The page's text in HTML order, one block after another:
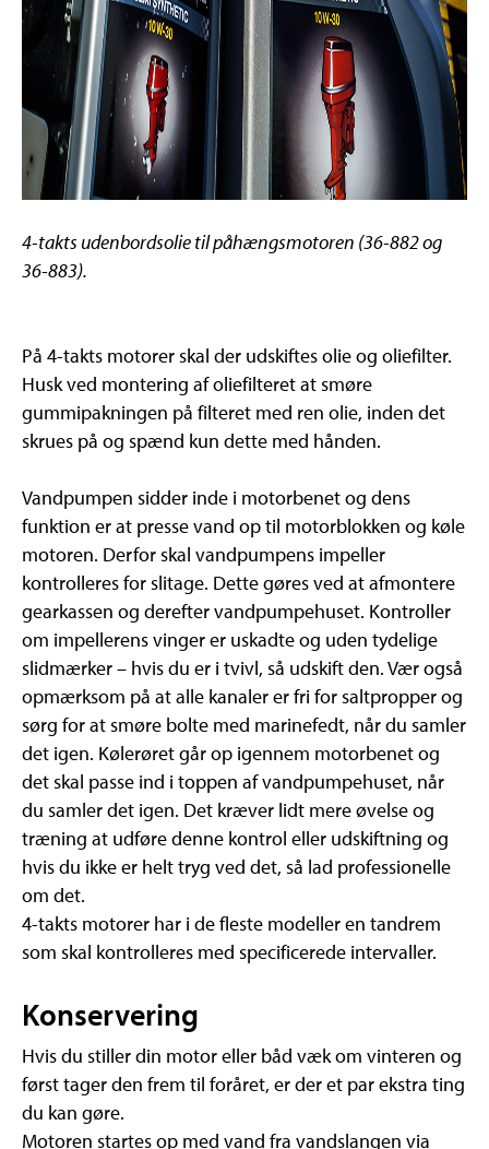
4-takts udenbordsolie til påhængsmotoren (36-882 og
36-883).
På 4-takts motorer skal der udskiftes olie og oliefilter.
Husk ved montering af oliefilteret at smøre
gummipakningen på filteret med ren olie, inden det
skrues på og spænd kun dette med hånden.
Vandpumpen sidder inde i motorbenet og dens
funktion er at presse vand op til motorblokken og køle
motoren. Derfor skal vandpumpens impeller
kontrolleres for slitage. Dette gøres ved at afmontere
gearkassen og derefter vandpumpehuset. Kontroller
om impellerens vinger er uskadte og uden tydelige
slidmærker – hvis du er i tvivl, så udskift den. Vær også
opmærksom på at alle kanaler er fri for saltpropper og
sørg for at smøre bolte med marinefedt, når du samler
det igen. Kølerøret går op igennem motorbenet og
det skal passe ind i toppen af vandpumpehuset, når
du samler det igen. Det kræver lidt mere øvelse og
træning at udføre denne kontrol eller udskiftning og
hvis du ikke er helt tryg ved det, så lad professionelle
om det.
4-takts motorer har i de fleste modeller en tandrem
som skal kontrolleres med specificerede intervaller.
Konservering
Hvis du stiller din motor eller båd væk om vinteren og
først tager den frem til foråret, er der et par ekstra ting
du kan gøre.
Motoren startes op med vand fra vandslangen via